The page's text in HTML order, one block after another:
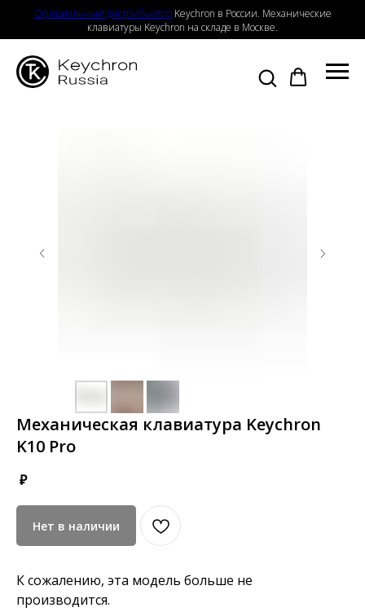
Официальный дистрибьютор Keychron в России. Механические
клавиатуры Keychron на складе в Москве.
Механическая клавиатура Keychron
K10 Pro
₽
Нет в наличии
К сожалению, эта модель больше не
производится.